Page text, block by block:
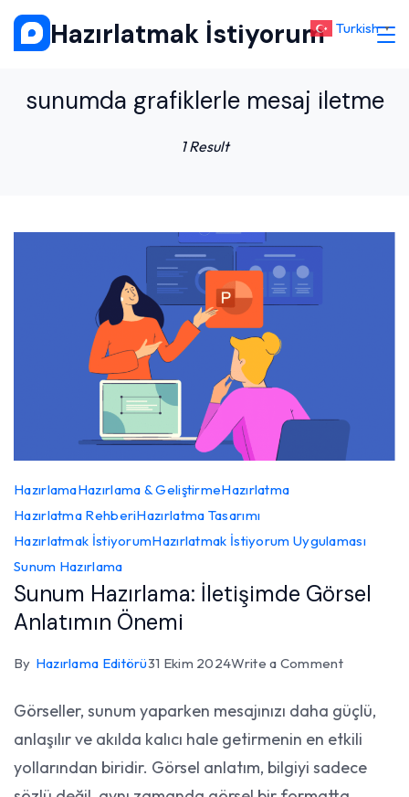
Skip
Hazırlatmak İstiyorum
sunumda grafiklerle mesaj iletme
1 Result
HazırlamaHazırlama & GeliştirmeHazırlatma
Hazırlatma RehberiHazırlatma Tasarımı
Hazırlatmak İstiyorumHazırlatmak İstiyorum Uygulaması
Sunum Hazırlama
Sunum Hazırlama: İletişimde Görsel
Anlatımın Önemi
By Hazırlama Editörü31 Ekim 2024Write a Commenton
Hazırlama:
İletişimde
Görsel
Anlatımın
Görseller, sunum yaparken mesajınızı daha güçlü,
anlaşılır ve akılda kalıcı hale getirmenin en etkili
yollarından biridir. Görsel anlatım, bilgiyi sadece
Turkish ▼